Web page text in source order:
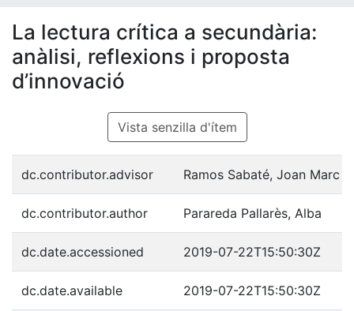
La lectura crítica a secundària:
anàlisi, reflexions i proposta
d’innovació
Vista senzilla d'ítem
dc.contributor.advisor Ramos Sabaté, Joan Marc
dc.contributor.author Parareda Pallarès, Alba
dc.date.accessioned 2019-07-22T15:50:30Z
dc.date.available 2019-07-22T15:50:30Z